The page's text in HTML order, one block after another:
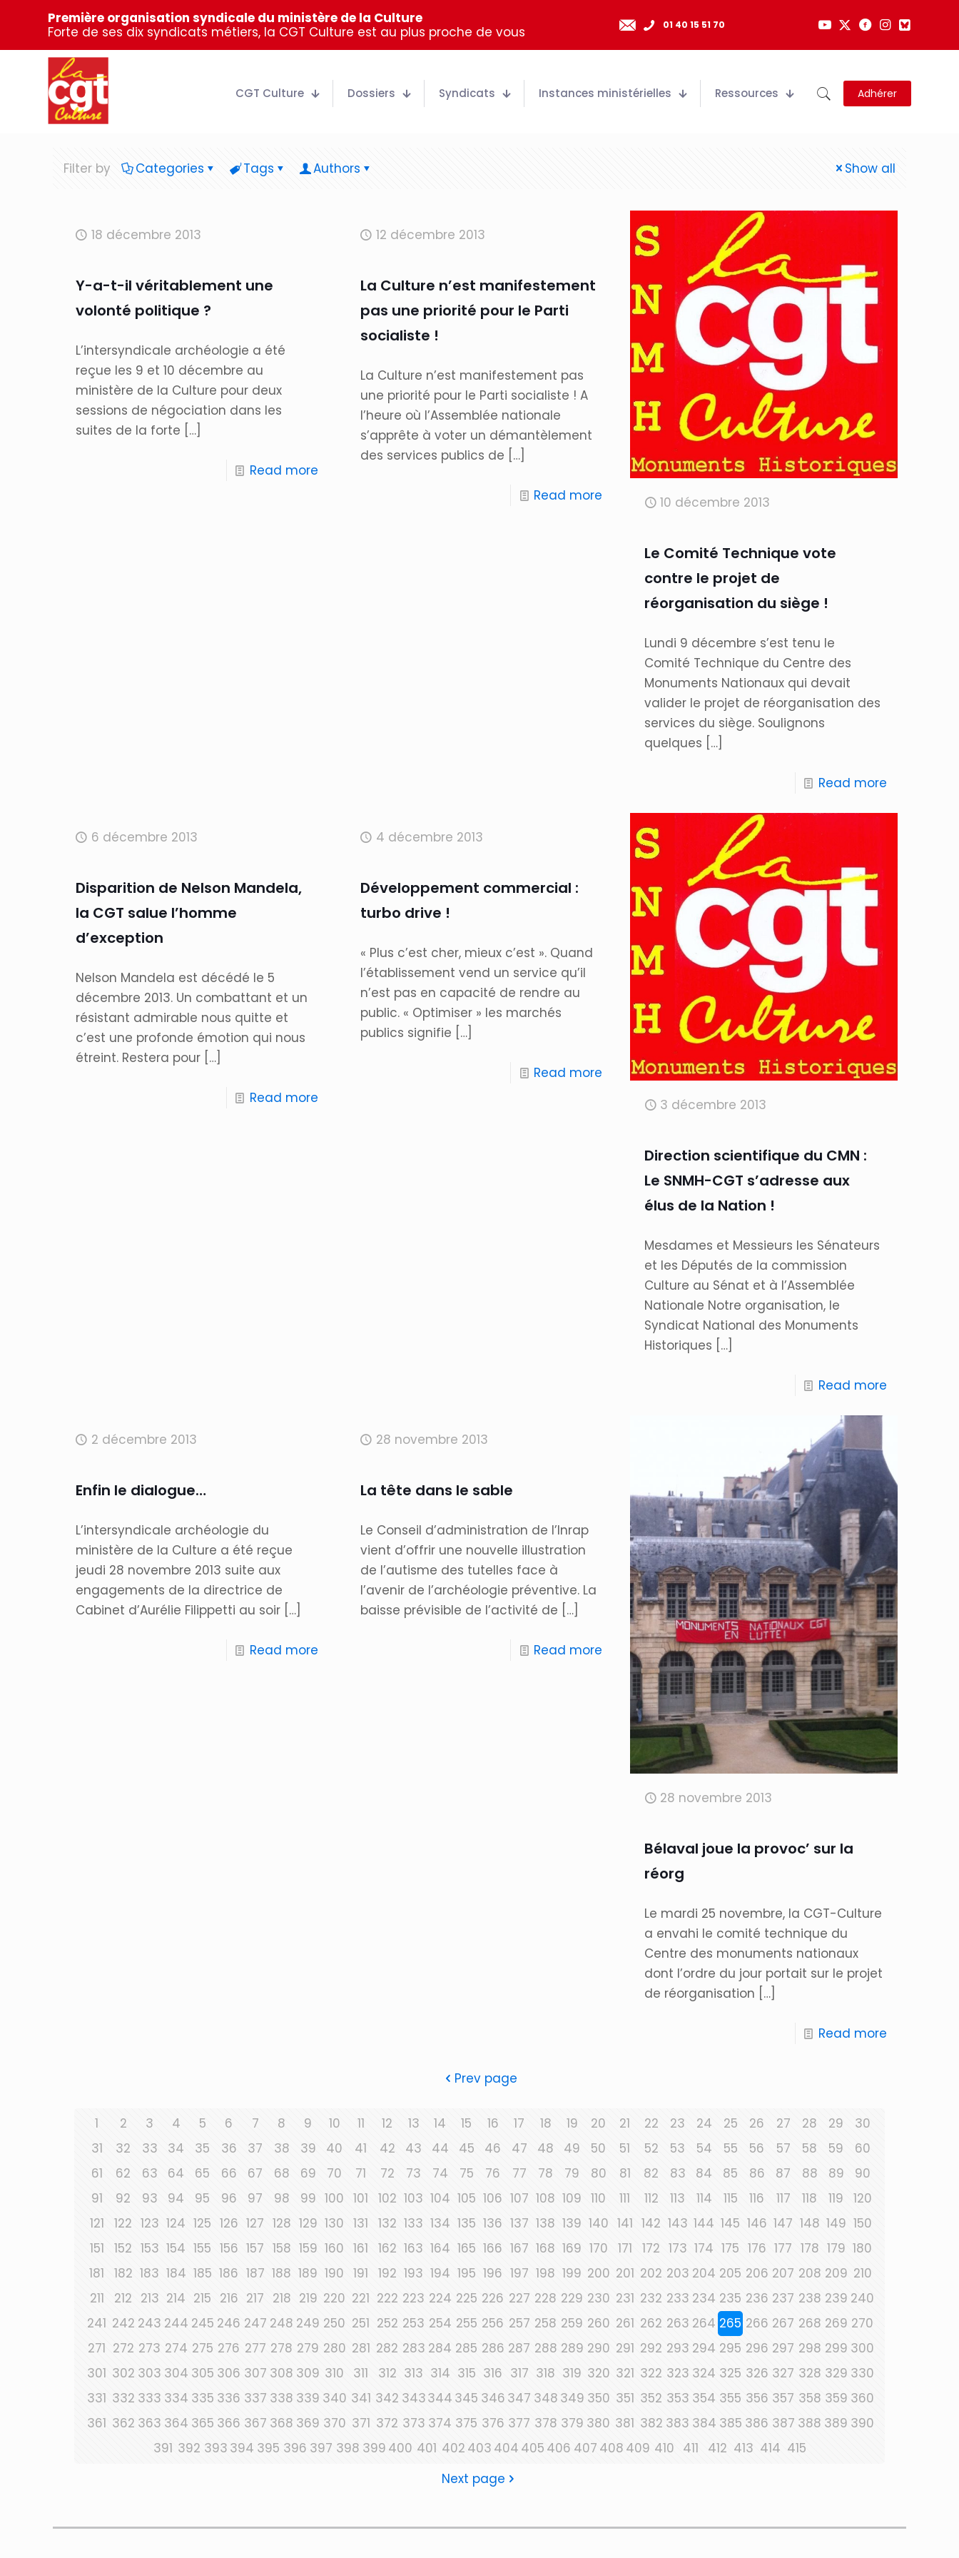
Première organisation syndicale du ministère de la Culture
Forte de ses dix syndicats métiers, la CGT Culture est au plus proche de vous
01 40 15 51 70
CGT Culture Dossiers Syndicats Instances ministérielles Ressources Adhérer
Filter by Categories Tags Authors Show all
18 décembre 2013
Y-a-t-il véritablement une
volonté politique ?
L’intersyndicale archéologie a été
reçue les 9 et 10 décembre au
ministère de la Culture pour deux
sessions de négociation dans les
suites de la forte […]
Read more
12 décembre 2013
La Culture n’est manifestement
pas une priorité pour le Parti
socialiste !
La Culture n’est manifestement pas
une priorité pour le Parti socialiste ! A
l’heure où l’Assemblée nationale
s’apprête à voter un démantèlement
des services publics de […]
Read more 10 décembre 2013
Le Comité Technique vote
contre le projet de
réorganisation du siège !
Lundi 9 décembre s’est tenu le
Comité Technique du Centre des
Monuments Nationaux qui devait
valider le projet de réorganisation des
services du siège. Soulignons
quelques […]
Read more
6 décembre 2013
Disparition de Nelson Mandela,
la CGT salue l’homme
d’exception
Nelson Mandela est décédé le 5
décembre 2013. Un combattant et un
résistant admirable nous quitte et
c’est une profonde émotion qui nous
étreint. Restera pour[…]
Read more
4 décembre 2013
Développement commercial :
turbo drive !
« Plus c’est cher, mieux c’est ». Quand
l’établissement vend un service qu’il
n’est pas en capacité de rendre au
public. « Optimiser » les marchés
publics signifie […]
Read more
3 décembre 2013
Direction scientifique du CMN :
Le SNMH-CGT s’adresse aux
élus de la Nation !
Mesdames et Messieurs les Sénateurs
et les Députés de la commission
Culture au Sénat et à l’Assemblée
Nationale Notre organisation, le
Syndicat National des Monuments
Historiques […]
Read more
2 décembre 2013
Enfin le dialogue…
L’intersyndicale archéologie du
ministère de la Culture a été reçue
jeudi 28 novembre 2013 suite aux
engagements de la directrice de
Cabinet d’Aurélie Filippetti au soir[…]
Read more
28 novembre 2013
La tête dans le sable
Le Conseil d’administration de l’Inrap
vient d’offrir une nouvelle illustration
de l’autisme des tutelles face à
l’avenir de l’archéologie préventive. La
baisse prévisible de l’activité de […]
Read more
28 novembre 2013
Bélaval joue la provoc’ sur la
réorg
Le mardi 25 novembre, la CGT-Culture
a envahi le comité technique du
Centre des monuments nationaux
dont l’ordre du jour portait sur le projet
de réorganisation […]
Read more
Prev page
1 2 3 4 5 6 7 8 9 10 11 12 13 14 15 16 17 18 19 20 21 22 23 24 25 26 27 28 29
30
31
32 33 34 35 36 37 38 39 40 41 42 43 44 45 46 47 48 49 50 51 52 53 54 55 56 57 58 59
60
61
62 63 64 65 66 67 68 69 70 71 72 73 74 75 76 77 78 79 80 81 82 83 84 85 86 87 88 89
90
91
92 93 94 95 96 97 98 99 100 101 102 103 104 105 106 107 108 109 110 111 112 113 114 115 116 117 118 119
120
121
122 123 124 125 126 127 128 129 130 131 132 133 134 135 136 137 138 139 140 141 142 143 144 145 146 147 148 149 150
151
152 153 154 155 156 157 158 159 160 161 162 163 164 165 166 167 168 169 170 171 172 173 174 175 176 177 178 179 180
181
182 183 184 185 186 187 188 189 190 191 192 193 194 195 196 197 198 199 200 201 202 203 204 205 206 207 208 209 210
211
212 213 214 215 216 217 218 219 220 221 222 223 224 225 226 227 228 229 230 231 232 233 234 235 236 237 238 239 240
241 242 243 244 245 246 247 248 249 250 251 252 253 254 255 256 257 258 259 260 261 262 263 264 265 266 267 268 269 270
271 272 273 274 275 276 277 278 279 280 281 282 283 284 285 286 287 288 289 290 291 292 293 294 295 296 297 298 299 300
301 302 303 304 305 306 307 308 309 310 311 312 313 314 315 316 317 318 319 320 321 322 323 324 325 326 327 328 329 330
331 332 333 334 335 336 337 338 339 340 341 342 343344 345 346 347 348 349 350 351 352 353 354 355 356 357 358 359 360
361 362 363 364 365 366 367 368 369 370 371 372 373 374 375 376 377 378 379 380 381 382 383 384 385 386 387 388 389 390
391 392 393 394 395 396 397 398 399 400 401 402 403 404 405 406 407 408 409 410 411 412 413 414 415
Next page